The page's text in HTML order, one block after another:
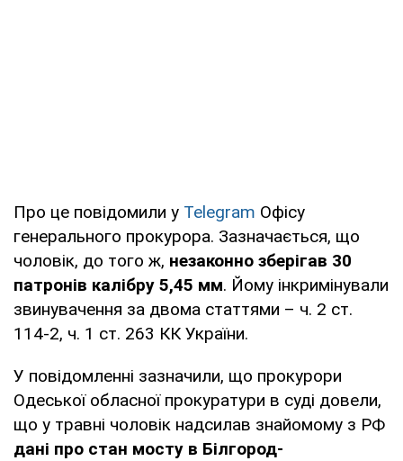
Про це повідомили у Telegram Офісу
генерального прокурора. Зазначається, що
чоловік, до того ж, незаконно зберігав 30
патронів калібру 5,45 мм. Йому інкримінували
звинувачення за двома статтями – ч. 2 ст.
114-2, ч. 1 ст. 263 КК України.
У повідомленні зазначили, що прокурори
Одеської обласної прокуратури в суді довели,
що у травні чоловік надсилав знайомому з РФ
дані про стан мосту в Білгород-